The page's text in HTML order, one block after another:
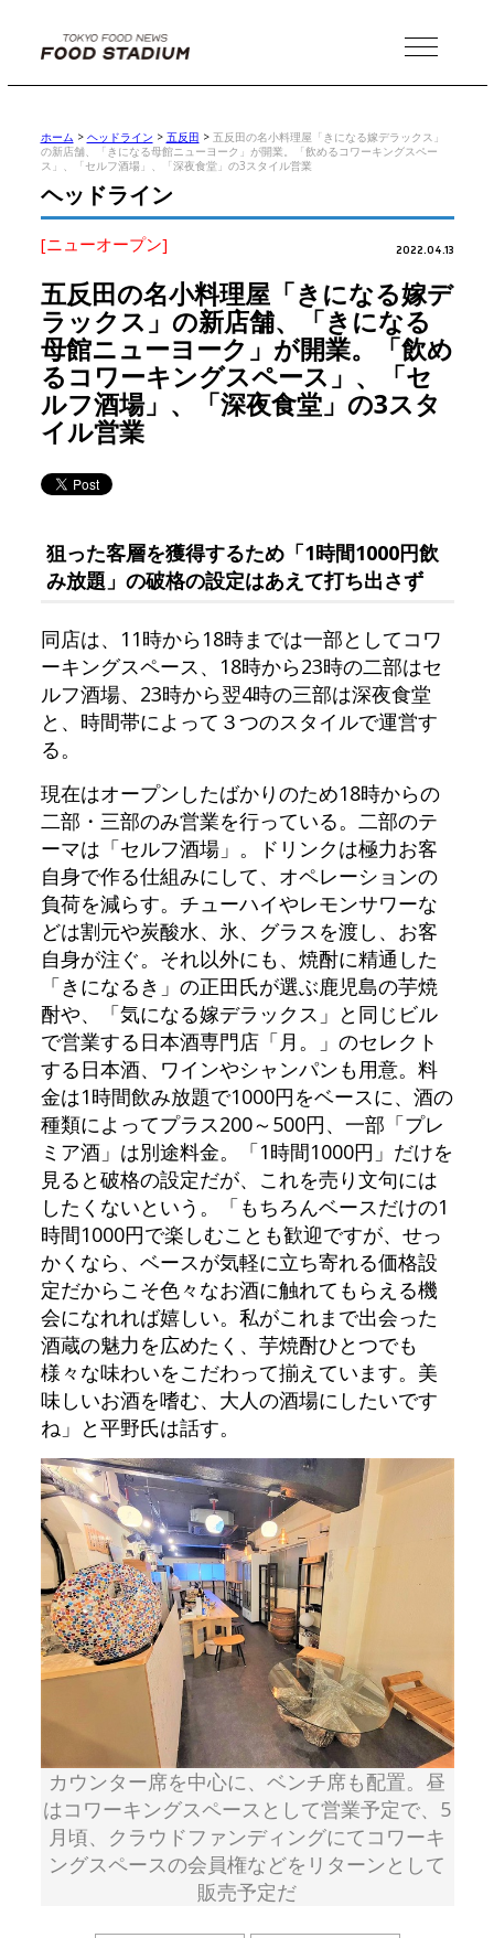
MENU
ホーム > ヘッドライン > 五反田 > 五反田の名小料理屋「きになる嫁デラックス」
の新店舗、「きになる母館ニューヨーク」が開業。「飲めるコワーキングスペー
ス」、「セルフ酒場」、「深夜食堂」の3スタイル営業
ヘッドライン
[ニューオープン] 2022.04.13
五反田の名小料理屋「きになる嫁デ
ラックス」の新店舗、「きになる
母館ニューヨーク」が開業。「飲め
るコワーキングスペース」、「セ
ルフ酒場」、「深夜食堂」の3スタ
イル営業
狙った客層を獲得するため「1時間1000円飲
み放題」の破格の設定はあえて打ち出さず
同店は、11時から18時までは一部としてコワ
ーキングスペース、18時から23時の二部はセ
ルフ酒場、23時から翌4時の三部は深夜食堂
と、時間帯によって３つのスタイルで運営す
る。
現在はオープンしたばかりのため18時からの
二部・三部のみ営業を行っている。二部のテ
ーマは「セルフ酒場」。ドリンクは極力お客
自身で作る仕組みにして、オペレーションの
負荷を減らす。チューハイやレモンサワーな
どは割元や炭酸水、氷、グラスを渡し、お客
自身が注ぐ。それ以外にも、焼酎に精通した
「きになるき」の正田氏が選ぶ鹿児島の芋焼
酎や、「気になる嫁デラックス」と同じビル
で営業する日本酒専門店「月。」のセレクト
する日本酒、ワインやシャンパンも用意。料
金は1時間飲み放題で1000円をベースに、酒の
種類によってプラス200～500円、一部「プレ
ミア酒」は別途料金。「1時間1000円」だけを
見ると破格の設定だが、これを売り文句には
したくないという。「もちろんベースだけの1
時間1000円で楽しむことも歓迎ですが、せっ
かくなら、ベースが気軽に立ち寄れる価格設
定だからこそ色々なお酒に触れてもらえる機
会になれれば嬉しい。私がこれまで出会った
酒蔵の魅力を広めたく、芋焼酎ひとつでも
様々な味わいをこだわって揃えています。美
味しいお酒を嗜む、大人の酒場にしたいです
ね」と平野氏は話す。
カウンター席を中心に、ベンチ席も配置。昼
はコワーキングスペースとして営業予定で、5
月頃、クラウドファンディングにてコワーキ
ングスペースの会員権などをリターンとして
販売予定だ